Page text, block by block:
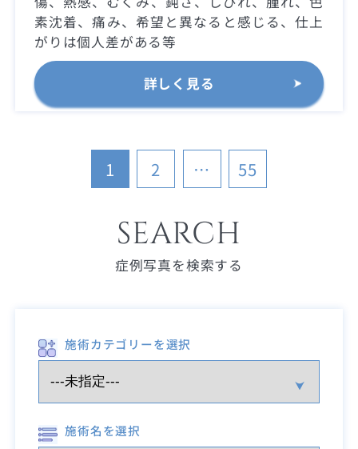
素沈着、痛み、希望と異なると感じる、仕上
がりは個人差がある等
詳しく見る
投
ビ
ー
シ
ョ
ン
1 2 … 55
SEARCH
症例写真を検索する
施術カテゴリーを選択
施術名を選択